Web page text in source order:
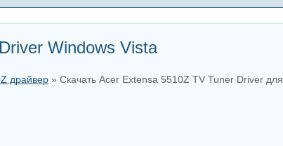
Windows Vista
драйвер » Скачать Acer Extensa 5510Z TV Tuner Driver для